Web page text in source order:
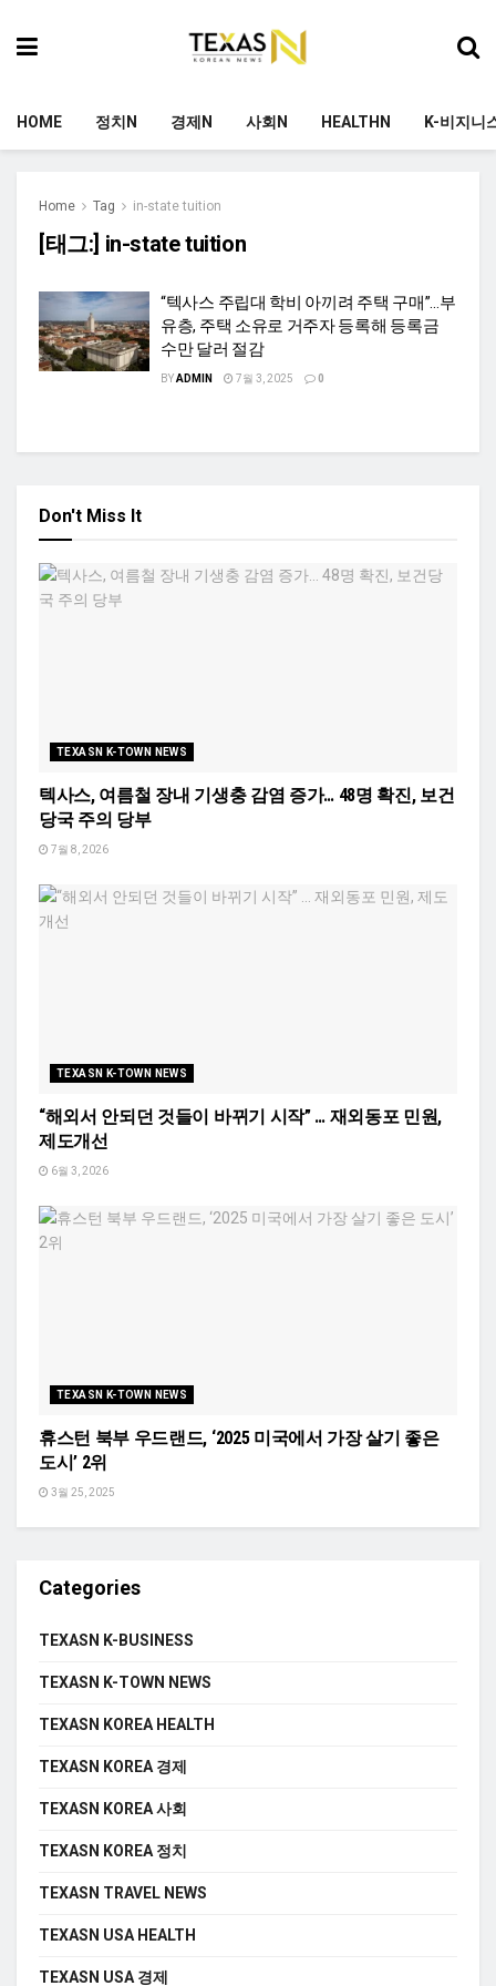
HOME 정치N 경제N 사회N HEALTHN K-비지니
Home Tag in-state tuition
[태그:] in-state tuition
“텍사스 주립대 학비 아끼려 주택 구매”…부
유층, 주택 소유로 거주자 등록해 등록금
수만 달러 절감
BYADMIN 7월 3, 2025 0
Don't Miss It
TEXASN K-TOWN NEWS
텍사스, 여름철 장내 기생충 감염 증가… 48명 확진, 보건
당국 주의 당부
7월 8, 2026
TEXASN K-TOWN NEWS
“해외서 안되던 것들이 바뀌기 시작” … 재외동포 민원,
제도개선
6월 3, 2026
TEXASN K-TOWN NEWS
휴스턴 북부 우드랜드, ‘2025 미국에서 가장 살기 좋은
도시’ 2위
3월 25, 2025
Categories
TEXASN K-BUSINESS
TEXASN K-TOWN NEWS
TEXASN KOREA HEALTH
TEXASN KOREA 경제
TEXASN KOREA 사회
TEXASN KOREA 정치
TEXASN TRAVEL NEWS
TEXASN USA HEALTH
TEXASN USA 경제